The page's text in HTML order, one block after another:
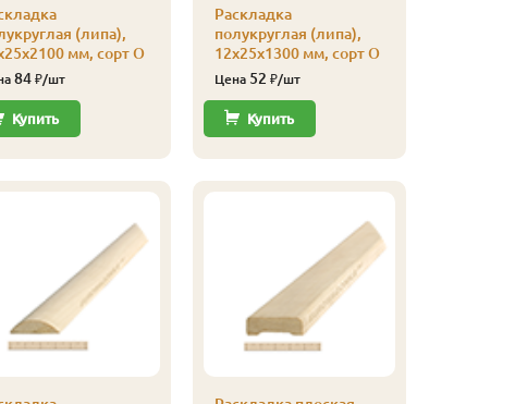
(липа),
мм, сорт О
84₽/шт
Купить
Раскладка
полукруглая (липа),
12х25х1300 мм, сорт О
Цена 52 ₽/шт
Купить